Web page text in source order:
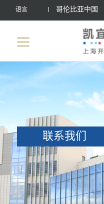
语言 哥伦比亚中国
联系我们